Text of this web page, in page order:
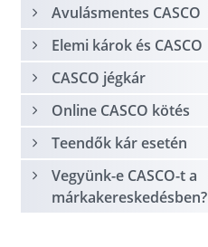
Avulásmentes CASCO
Elemi károk és CASCO
CASCO jégkár
Online CASCO kötés
Teendők kár esetén
Vegyünk-e CASCO-t a
márkakereskedésben?